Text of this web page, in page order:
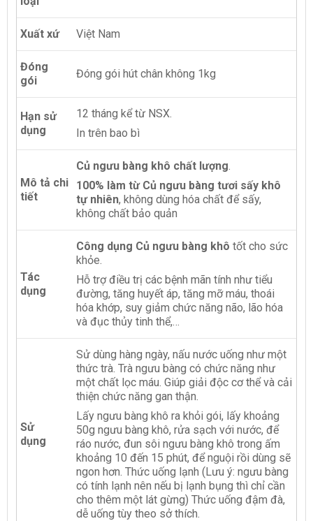
Xuất xứ Việt Nam
Đóng
gói
Đóng gói hút chân không 1kg
Hạn sử
dụng
12 tháng kể từ NSX.
In trên bao bì
Mô tả chi
tiết
Củ ngưu bàng khô chất lượng.
100% làm từ Củ ngưu bàng tươi sấy khô
tự nhiên, không dùng hóa chất để sấy,
không chất bảo quản
Tác
dụng
Công dụng Củ ngưu bàng khô tốt cho sức
khỏe.
Hỗ trợ điều trị các bệnh mãn tính như tiểu
đường, tăng huyết áp, tăng mỡ máu, thoái
hóa khớp, suy giảm chức năng não, lão hóa
và đục thủy tinh thể,…
Sử
dụng
Sử dùng hàng ngày, nấu nước uống như một
thức trà. Trà ngưu bàng có chức năng như
một chất lọc máu. Giúp giải độc cơ thể và cải
thiện chức năng gan thận.
Lấy ngưu bàng khô ra khỏi gói, lấy khoảng
50g ngưu bàng khô, rửa sạch với nước, để
ráo nước, đun sôi ngưu bàng khô trong ấm
khoảng 10 đến 15 phút, để nguội rồi dùng sẽ
ngon hơn. Thức uống lạnh (Lưu ý: ngưu bàng
có tính lạnh nên nếu bị lạnh bụng thì chỉ cần
cho thêm một lát gừng) Thức uống đậm đà,
dễ uống tùy theo sở thích.